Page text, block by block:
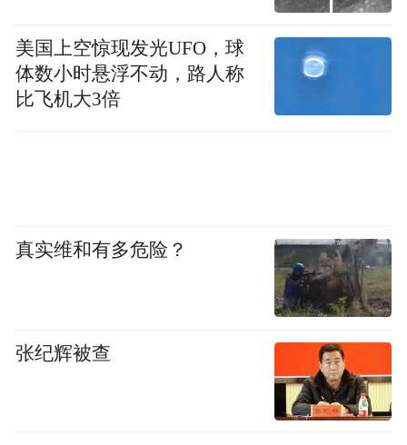
美国上空惊现发光UFO，球
体数小时悬浮不动，路人称
比飞机大3倍
真实维和有多危险？
张纪辉被查